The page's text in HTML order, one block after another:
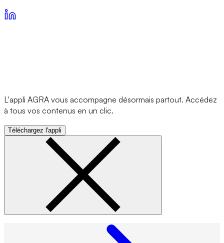
L'appli AGRA vous accompagne désormais partout. Accédez
à tous vos contenus en un clic.
Téléchargez l'appli